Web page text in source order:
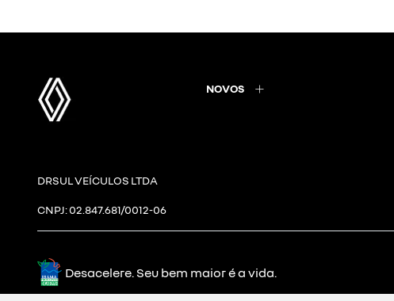
CNPJ: 02.847.681/0012-06
Desacelere. Seu bem maior é a vida.